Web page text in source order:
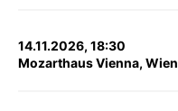
14.11.2026, 18:30
Mozarthaus Vienna, Wien